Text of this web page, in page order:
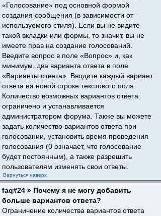
«Голосование» под основной формой
создания сообщения (в зависимости от
используемого стиля). Если вы не видите
такой вкладки или формы, то значит, вы не
имеете прав на создание голосований.
Введите вопрос в поле «Вопрос» и, как
минимум, два варианта ответа в поле
«Варианты ответа». Вводите каждый вариант
ответа на новой строке текстового поля.
Количество возможных вариантов ответа
ограничено и устанавливается
администратором форума. Также вы можете
задать количество вариантов ответа при
голосовании, установить время проведения
голосования (0 означает, что голосование
будет постоянным), а также разрешить
пользователям изменять свои ответы.
Вернуться наверх
faq#24 » Почему я не могу добавить
больше вариантов ответа?
Ограничение количества вариантов ответа